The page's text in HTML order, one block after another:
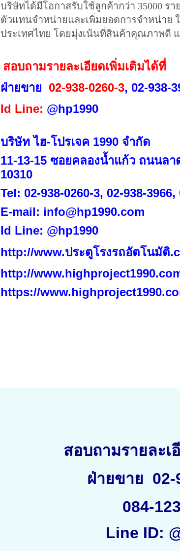
บริษัทได้มีโอกาสรับใช้ลูกค้ากว่า 35000 ร
ตัวแทนจำหน่ายและเพิ่มยอดการจำหน่าย
ประเทศไทย โดยมุ่งเน้นที่สินค้าคุณภาพดี
สอบถามรายละเอียดเพิ่มเติมได้ที่
ฝ่ายขาย 02-938-0260-3, 02-938-
Id Line: @hp1990
บริษัท ไฮ-โปรเจค 1990 จำกัด
11-13-15 ซอยคลองน้ำแก้ว ถนนล
10310
Tel: 02-938-0260-3, 02-938-3966,
E-mail: info@hp1990.com
Id Line: @hp1990
http://www.ประตูโรงรถอัตโนมัติ
http://
https://
สอบถามรายละเ
ฝ่ายขาย 02-
084-
Line ID: